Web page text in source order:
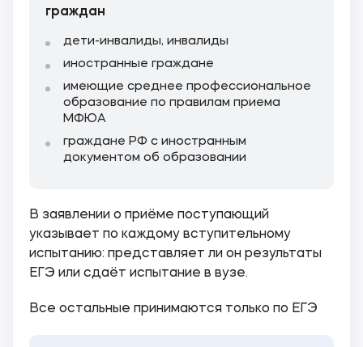
граждан
дети-инвалиды, инвалиды
иностранные граждане
имеющие среднее профессиональное
образование по правилам приема
МФЮА
граждане РФ с иностранным
документом об образовании
В заявлении о приёме поступающий
указывает по каждому вступительному
испытанию: представляет ли он результаты
ЕГЭ или сдаёт испытание в вузе.
Все остальные принимаются только по ЕГЭ